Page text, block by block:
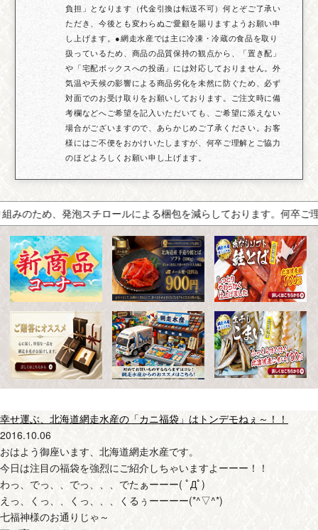
負担」となります（代金引換は転送不可）何とぞご了承い
ただき、今後とも変わらぬご愛顧を賜りますようお願い申
し上げます。●網走水産では主に冷凍・冷蔵の食品を取り
扱っているため、商品の品質保持の観点から、「置き配」
や「宅配ボックスへの投函」には対応しておりません。外
気温や天候の影響による商品劣化を未然に防ぐため、必ず
対面でのお受け取りをお願いしております。ご注文時に備
考欄などへご希望を記入いただいても、ご希望に添えない
場合がございますので、あらかじめご了承ください。お客
様にはご不便をおかけいたしますが、何卒ご理解とご協力
のほどよろしくお願い申し上げます。
ため、発泡スチロールによる梱包を減らしております。何卒ご理解
幸せ運ぶ、北海道網走水産の「カニ福袋」はトンデモねぇ～！！
2016.10.06
おはよう御座います、北海道網走水産です。
今日は注目の福袋を強烈にご紹介しちゃいますよーーー！！
わっ、でっ、、でっ、、、でたぁーーー( ﾟДﾟ)
えっ、くっ、、くっ、、、くるぅーーーー(*^▽^*)
七福神様のお通りじゃ～